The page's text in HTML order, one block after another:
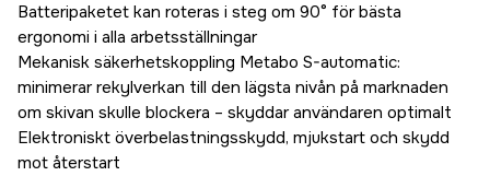
Batteripaketet kan roteras i steg om 90° för bästa
ergonomi i alla arbetsställningar
Mekanisk säkerhetskoppling Metabo S-automatic:
minimerar rekylverkan till den lägsta nivån på marknaden
om skivan skulle blockera – skyddar användaren optimalt
Elektroniskt överbelastningsskydd, mjukstart och skydd
mot återstart